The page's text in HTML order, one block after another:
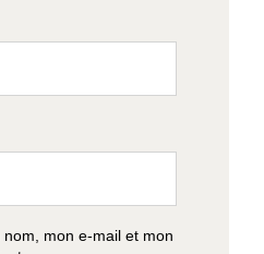
mon e-mail et mon